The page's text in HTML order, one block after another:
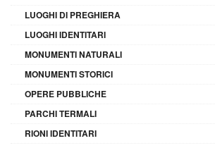
LUOGHI DI PREGHIERA
LUOGHI IDENTITARI
MONUMENTI NATURALI
MONUMENTI STORICI
OPERE PUBBLICHE
PARCHI TERMALI
RIONI IDENTITARI